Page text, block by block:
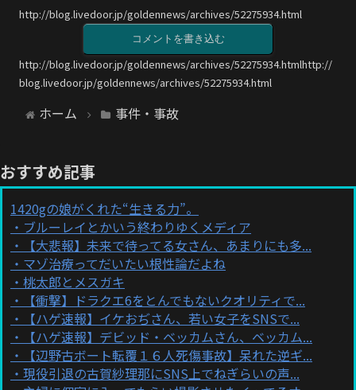
http://blog.livedoor.jp/goldennews/archives/52275934.html
コメントを書き込む
http://blog.livedoor.jp/goldennews/archives/52275934.htmlhttp://
blog.livedoor.jp/goldennews/archives/52275934.html
ホーム 事件・事故
おすすめ記事
1420gの娘がくれた“生きる力”。
ブルーレイとかいう終わりゆくメディア
【大悲報】未来で待ってる女さん、あまりにも多...
マゾ治療ってだいたい根性論だよね
桃太郎とメスガキ
【衝撃】ドラクエ6をとんでもないクオリティで...
【ハゲ速報】イケおぢさん、若い女子をSNSで...
【ハゲ速報】デビッド・ベッカムさん、ベッカム...
【辺野古ボート転覆１６人死傷事故】呆れた逆ギ...
現役引退の古賀紗理那にSNS上でねぎらいの声...